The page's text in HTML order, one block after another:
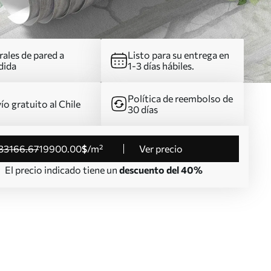
de pared a
Listo para su entrega en
1-3 días hábiles.
gratuito al Chile
Política de reembolso de
30 días
.6719900.00$/m²
Ver precio
El precio indicado tiene un descuento del 40%